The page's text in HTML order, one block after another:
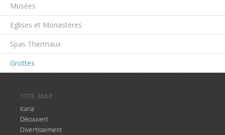
Musées
Eglises et Monastères
Spas Thermaux
Grottes
SITE MAP
Icaria
Découvert
Divertissement